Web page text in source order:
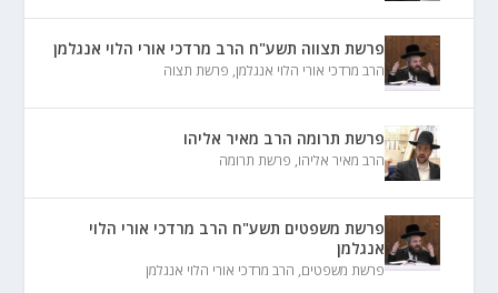
פרשת תצווה תשע"ח הרב מרדכי אורי הלוי אנגלמן
הרב מרדכי אורי הלוי אנגלמן, פרשת תצוה
פרשת תרומה הרב מאיר אליהו
הרב מאיר אליהו, פרשת תרומה
פרשת משפטים תשע"ח הרב מרדכי אורי הלוי
אנגלמן
פרשת משפטים, הרב מרדכי אורי הלוי אנגלמן